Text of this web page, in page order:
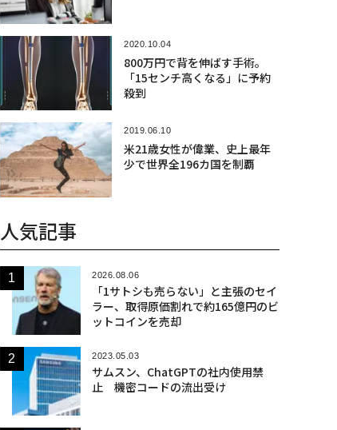
2020.10.04
800万円で背を伸ばす手術。
「15センチ高くなる」に予約
殺到
2019.06.10
米21歳女性が偉業、史上最年
少で世界全196カ国を制覇
人気記事
2026.08.06
「1サトシも売らない」と主張のセイ
ラー、取得原価割れで約165億円のビ
ットコインを売却
2023.05.03
サムスン、ChatGPTの社内使用禁
止 機密コードの流出受け